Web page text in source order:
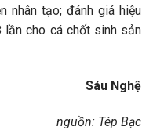
nhân tạo; đánh giá hiệu
lần cho cá chốt sinh sản
Sáu Nghệ
nguồn: Tép Bạc